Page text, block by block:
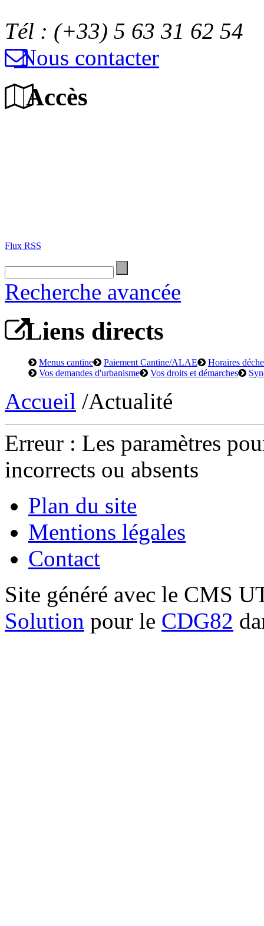
Tél : (+33) 5 63 31 62 54
Nous contacter
Accès
Flux RSS
Recherche avancée
Liens directs
Menus cantine Paiement Cantine/ALAE
Horaires
Vos demandes d'urbanisme
Vos droits et démarches
Accueil /Actualité
Erreur : Les paramètres
incorrects ou absents
Plan du site
Mentions légales
Contact
Site généré avec le CMS
Solution pour le CDG82